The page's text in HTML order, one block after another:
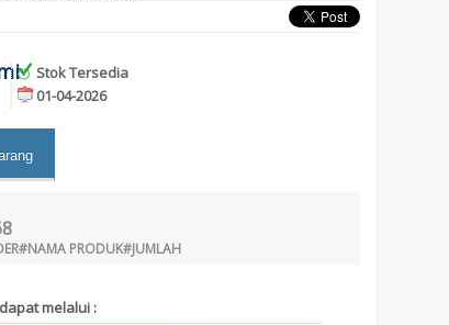
Stok Tersedia
01-04-2026
PRODUK#JUMLAH
melalui :